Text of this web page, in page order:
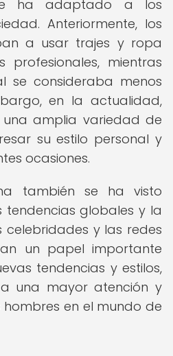
ha adaptado a los
Anteriormente, los
a usar trajes y ropa
profesionales, mientras
se consideraba menos
en la actualidad,
una amplia variedad de
su estilo personal y
ocasiones.
también se ha visto
globales y la
celebridades y las redes
un papel importante
tendencias y estilos,
una mayor atención y
en el mundo de